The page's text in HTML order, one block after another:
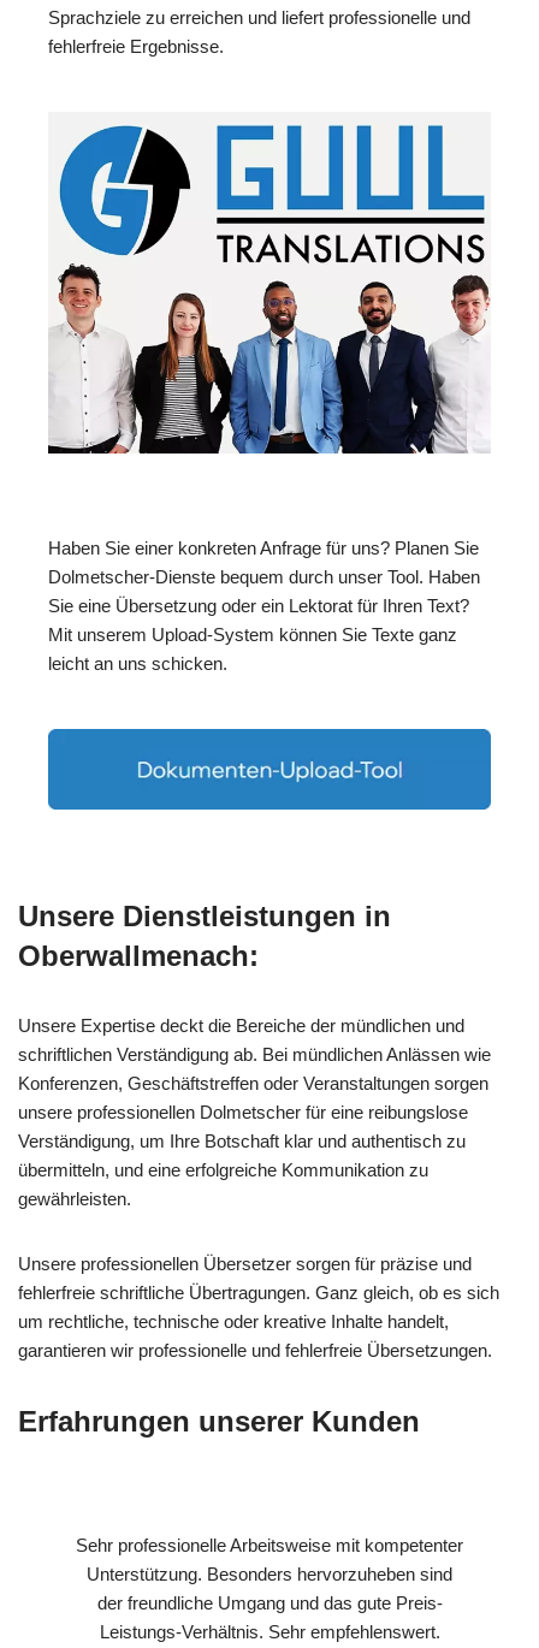
Sprachziele zu erreichen und liefert professionelle und
fehlerfreie Ergebnisse.
Haben Sie einer konkreten Anfrage für uns? Planen Sie
Dolmetscher-Dienste bequem durch unser Tool. Haben
Sie eine Übersetzung oder ein Lektorat für Ihren Text?
Mit unserem Upload-System können Sie Texte ganz
leicht an uns schicken.
Unsere Dienstleistungen in
Oberwallmenach:
Unsere Expertise deckt die Bereiche der mündlichen und
schriftlichen Verständigung ab. Bei mündlichen Anlässen wie
Konferenzen, Geschäftstreffen oder Veranstaltungen sorgen
unsere professionellen Dolmetscher für eine reibungslose
Verständigung, um Ihre Botschaft klar und authentisch zu
übermitteln, und eine erfolgreiche Kommunikation zu
gewährleisten.
Unsere professionellen Übersetzer sorgen für präzise und
fehlerfreie schriftliche Übertragungen. Ganz gleich, ob es sich
um rechtliche, technische oder kreative Inhalte handelt,
garantieren wir professionelle und fehlerfreie Übersetzungen.
Erfahrungen unserer Kunden
Sehr professionelle Arbeitsweise mit kompetenter
Unterstützung. Besonders hervorzuheben sind
der freundliche Umgang und das gute Preis-
Leistungs-Verhältnis. Sehr empfehlenswert.